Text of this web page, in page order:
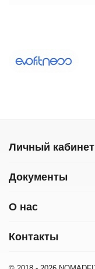
Личный кабинет
Документы
О нас
Контакты